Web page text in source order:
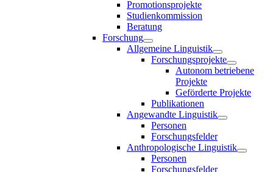
Promotionsprojekte
Studienkommission
Beratung
Forschung
Allgemeine Linguistik
Forschungsprojekte
Autonom betriebene
Projekte
Geförderte Projekte
Publikationen
Angewandte Linguistik
Personen
Forschungsfelder
Anthropologische Linguistik
Personen
Forschungsfelder